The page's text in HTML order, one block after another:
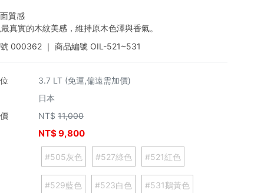
質感
真實的木紋美感，維持原木色澤與香氣。
000362 ｜ 商品編號 OIL-521~531
3.7 LT (免運,偏遠需加價)
日本
NT$ 11,000
NT$9,800
#505灰色 #527綠色 #521紅色
#529藍色 #523白色 #531鵝黃色